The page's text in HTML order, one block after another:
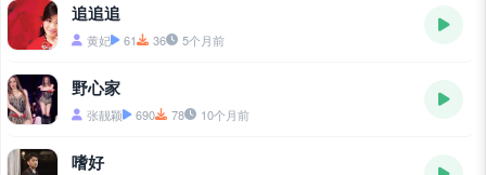
追追追
黄妃 61 36 5个月前
野心家
张靓颖 690 78 10个月前
嗜好